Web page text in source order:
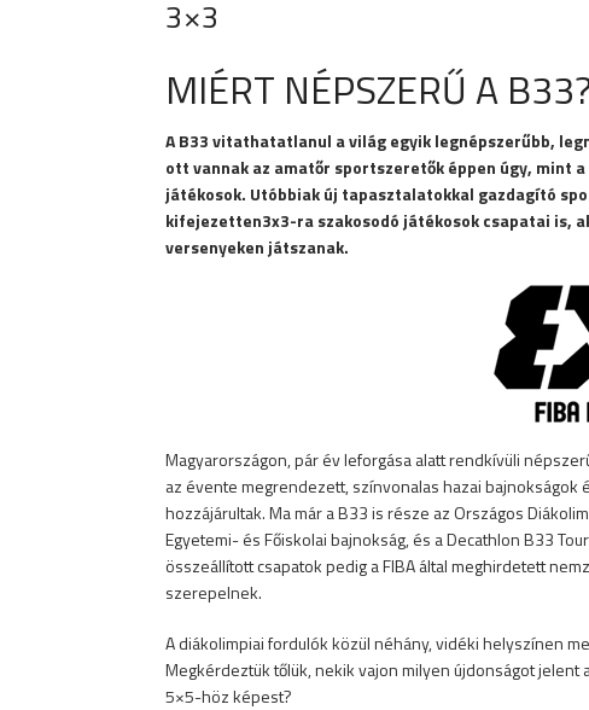
3×3
MIÉRT NÉPSZERŰ A
A B33 vitathatatlanul a világ egyik legnépszerűbb,
ott vannak az amatőr sportszeretők éppen úgy, mint
játékosok. Utóbbiak új tapasztalatokkal gazdagító
kifejezetten3x3-ra szakosodó játékosok csapatai is,
versenyeken játszanak.
Magyarországon, pár év leforgása alatt rendkívüli
az évente megrendezett, színvonalas hazai
hozzájárultak. Ma már a B33 is része az Országos
Egyetemi- és Főiskolai bajnokság, és a Decathlon B33
összeállított csapatok pedig a FIBA által meghirdetett
szerepelnek.
A diákolimpiai fordulók közül néhány, vidéki helyszínen
Megkérdeztük tőlük, nekik vajon milyen újdonságot
5×5-höz képest?